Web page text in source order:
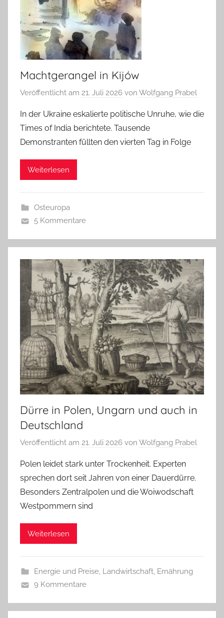
Machtgerangel in Kijów
Veröffentlicht am 21. Juli 2026 von Wolfgang Prabel
In der Ukraine eskalierte politische Unruhe, wie die
Times of India berichtete. Tausende
Demonstranten füllten den vierten Tag in Folge
Weiterlesen
Osteuropa
5 Kommentare
Dürre in Polen, Ungarn und auch in
Deutschland
Veröffentlicht am 21. Juli 2026 von Wolfgang Prabel
Polen leidet stark unter Trockenheit. Experten
sprechen dort seit Jahren von einer Dauerdürre.
Besonders Zentralpolen und die Woiwodschaft
Westpommern sind
Weiterlesen
Energie und Preise, Landwirtschaft, Ernährung
9 Kommentare